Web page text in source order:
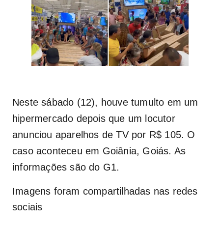
Neste sábado (12), houve tumulto em um
hipermercado depois que um locutor
anunciou aparelhos de TV por R$ 105. O
caso aconteceu em Goiânia, Goiás. As
informações são do G1.
Imagens foram compartilhadas nas redes
sociais